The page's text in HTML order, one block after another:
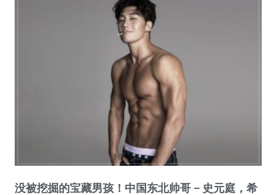
没被挖掘的宝藏男孩！中国东北帅哥 – 史元庭，希